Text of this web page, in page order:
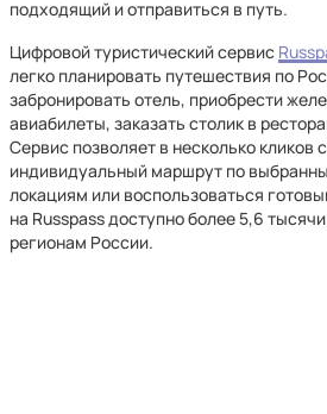
подходящий и отправиться в путь.
Цифровой туристический сервис
легко планировать путешествия по
забронировать отель, приобрести
авиабилеты, заказать столик в
Сервис позволяет в несколько кликов
индивидуальный маршрут по
локациям или воспользоваться
на Russpass доступно более 5,6
регионам России.